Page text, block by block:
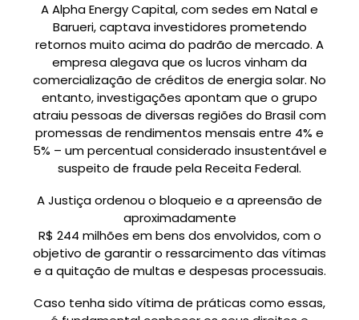
A Alpha Energy Capital, com sedes em Natal e
Barueri, captava investidores prometendo
retornos muito acima do padrão de mercado. A
empresa alegava que os lucros vinham da
comercialização de créditos de energia solar. No
entanto, investigações apontam que o grupo
atraiu pessoas de diversas regiões do Brasil com
promessas de rendimentos mensais entre 4% e
5% – um percentual considerado insustentável e
suspeito de fraude pela Receita Federal.
A Justiça ordenou o bloqueio e a apreensão de
aproximadamente
R$ 244 milhões em bens dos envolvidos, com o
objetivo de garantir o ressarcimento das vítimas
e a quitação de multas e despesas processuais.
Caso tenha sido vítima de práticas como essas,